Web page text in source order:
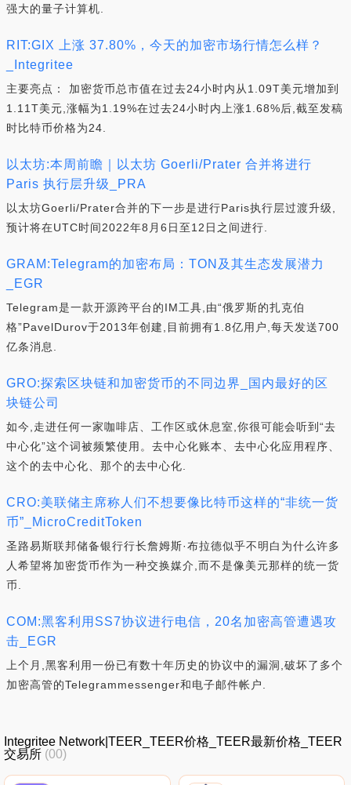
强大的量子计算机.
RIT:GIX 上涨 37.80%，今天的加密市场行情怎么样？
_Integritee
主要亮点： 加密货币总市值在过去24小时内从1.09T美元增加到
1.11T美元,涨幅为1.19%在过去24小时内上涨1.68%后,截至发稿
时比特币价格为24.
以太坊:本周前瞻｜以太坊 Goerli/Prater 合并将进行
Paris 执行层升级_PRA
以太坊Goerli/Prater合并的下一步是进行Paris执行层过渡升级,
预计将在UTC时间2022年8月6日至12日之间进行.
GRAM:Telegram的加密布局：TON及其生态发展潜力
_EGR
Telegram是一款开源跨平台的IM工具,由“俄罗斯的扎克伯
格”PavelDurov于2013年创建,目前拥有1.8亿用户,每天发送700
亿条消息.
GRO:探索区块链和加密货币的不同边界_国内最好的区
块链公司
如今,走进任何一家咖啡店、工作区或休息室,你很可能会听到“去
中心化”这个词被频繁使用。去中心化账本、去中心化应用程序、
这个的去中心化、那个的去中心化.
CRO:美联储主席称人们不想要像比特币这样的“非统一货
币”_MicroCreditToken
圣路易斯联邦储备银行行长詹姆斯·布拉德似乎不明白为什么许多
人希望将加密货币作为一种交换媒介,而不是像美元那样的统一货
币.
COM:黑客利用SS7协议进行电信，20名加密高管遭遇攻
击_EGR
上个月,黑客利用一份已有数十年历史的协议中的漏洞,破坏了多个
加密高管的Telegrammessenger和电子邮件帐户.
Integritee Network|TEER_TEER价格_TEER最新价格_TEER
交易所 (00)